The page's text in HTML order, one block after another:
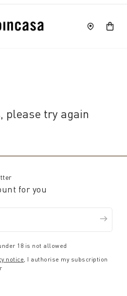
please try again
for you
18 is not allowed
notice, I authorise my subscription